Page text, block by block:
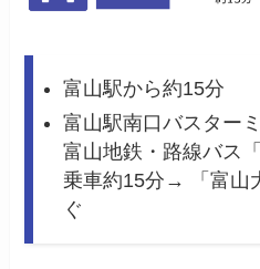
富山駅から約15分
富山駅南口バスター
富山地鉄・路線バス
乗車約15分→ 「富山
ぐ